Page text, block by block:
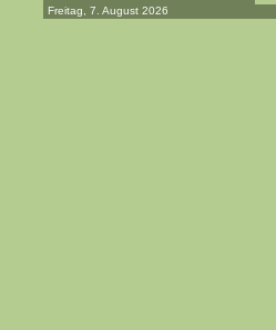
Freitag, 7. August 2026